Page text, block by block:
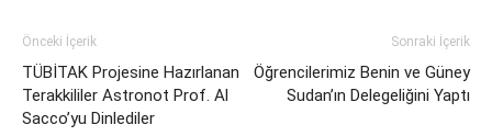
Önceki İçerik
TÜBİTAK Projesine Hazırlanan
Terakkililer Astronot Prof. Al
Sacco’yu Dinlediler
Sonraki İçerik
Öğrencilerimiz Benin ve Güney
Sudan’ın Delegeliğini Yaptı